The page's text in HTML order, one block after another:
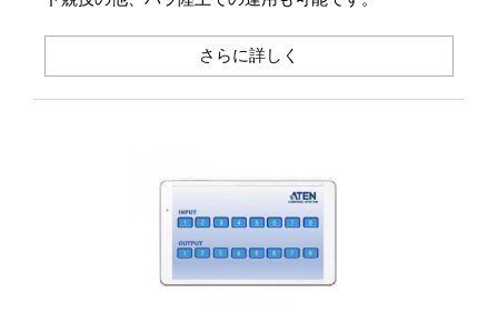
さらに詳しく